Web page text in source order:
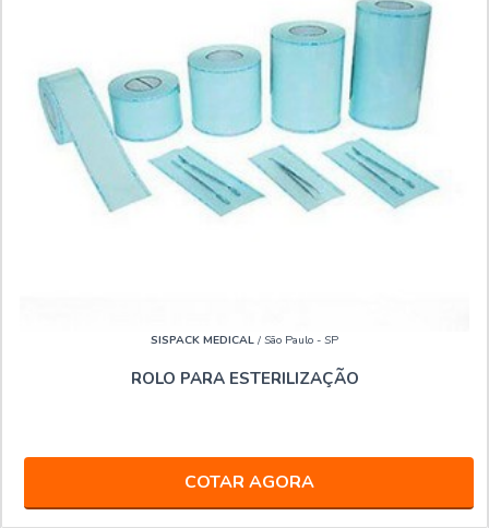
SISPACK MEDICAL / São Paulo - SP
ROLO PARA ESTERILIZAÇÃO
COTAR AGORA